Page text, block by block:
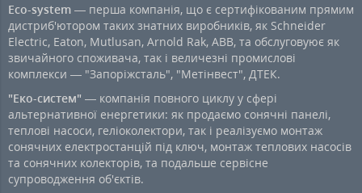
Eco-system — перша компанія, що є сертифікованим прямим
дистриб'ютором таких знатних виробників, як Schneider
Electric, Eaton, Mutlusan, Arnold Rak, ABB, та обслуговуює як
звичайного споживача, так і величезні промислові
комплекси — "Запоріжсталь", "Метінвест", ДТЕК.
"Еко-систем" — компанія повного циклу у сфері
альтернативної енергетики: як продаємо сонячні панелі,
теплові насоси, геліоколектори, так і реалізуємо монтаж
сонячних електростанцій під ключ, монтаж теплових насосів
та сонячних колекторів, та подальше сервісне
супроводження об'єктів.